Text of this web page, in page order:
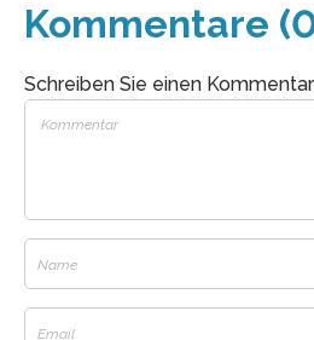
Kommentare
Schreiben Sie einen Kommentar